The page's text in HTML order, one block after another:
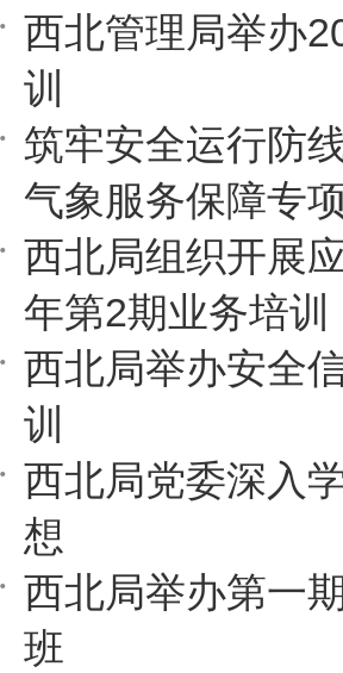
西北管理局举办
训
筑牢安全运行防
气象服务保障专
西北局组织开展
年第2期业务培训
西北局举办安全
训
西北局党委深入
想
西北局举办第一
班